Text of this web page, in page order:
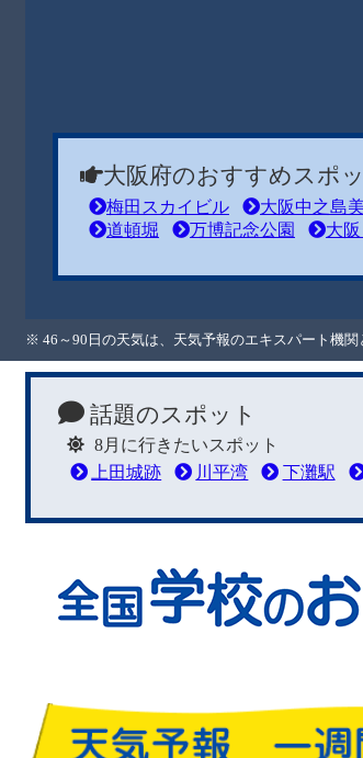
大阪府のおすすめスポ
梅田スカイビル 大阪中之島
道頓堀
万博記念公園 大
※ 46～90日の天気は、天気予報のエキスパート機
話題のスポット
8月に行きたいスポット
上田城跡
川平湾 下灘駅